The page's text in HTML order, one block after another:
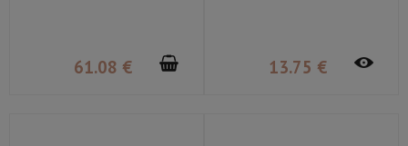
61.08 € 13.75 €